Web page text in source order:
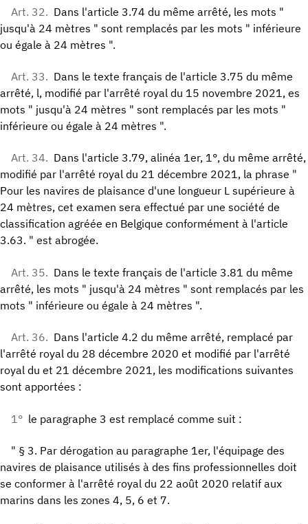
Art. 32. Dans l'article 3.74 du même arrêté, les mots "
jusqu'à 24 mètres " sont remplacés par les mots " inférieure
ou égale à 24 mètres ".
Art. 33. Dans le texte français de l'article 3.75 du même
arrêté, l, modifié par l'arrêté royal du 15 novembre 2021, es
mots " jusqu'à 24 mètres " sont remplacés par les mots "
inférieure ou égale à 24 mètres ".
Art. 34. Dans l'article 3.79, alinéa 1er, 1°, du même arrêté,
modifié par l'arrêté royal du 21 décembre 2021, la phrase "
Pour les navires de plaisance d'une longueur L supérieure à
24 mètres, cet examen sera effectué par une société de
classification agréée en Belgique conformément à l'article
3.63. " est abrogée.
Art. 35. Dans le texte français de l'article 3.81 du même
arrêté, les mots " jusqu'à 24 mètres " sont remplacés par les
mots " inférieure ou égale à 24 mètres ".
Art. 36. Dans l'article 4.2 du même arrêté, remplacé par
l'arrêté royal du 28 décembre 2020 et modifié par l'arrêté
royal du et 21 décembre 2021, les modifications suivantes
sont apportées :
1° le paragraphe 3 est remplacé comme suit :
" § 3. Par dérogation au paragraphe 1er, l'équipage des
navires de plaisance utilisés à des fins professionnelles doit
se conformer à l'arrêté royal du 22 août 2020 relatif aux
marins dans les zones 4, 5, 6 et 7.